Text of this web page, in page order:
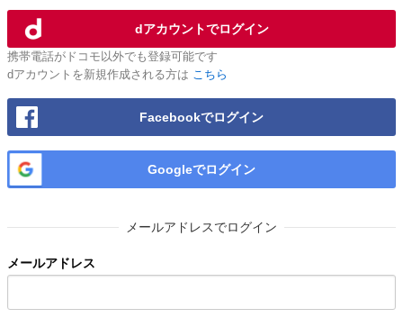
dアカウントでログイン
携帯電話がドコモ以外でも登録可能です
dアカウントを新規作成される方は こちら
Facebookでログイン
Googleでログイン
メールアドレスでログイン
メールアドレス